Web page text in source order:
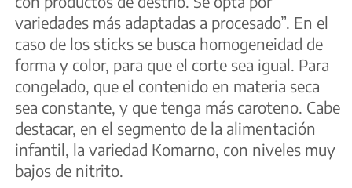
variedades más adaptadas a procesado”. En el
caso de los sticks se busca homogeneidad de
forma y color, para que el corte sea igual. Para
congelado, que el contenido en materia seca
sea constante, y que tenga más caroteno. Cabe
destacar, en el segmento de la alimentación
infantil, la variedad Komarno, con niveles muy
bajos de nitrito.